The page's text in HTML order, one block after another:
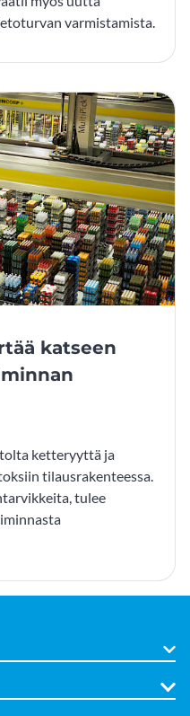
varmistamista.
katseen
ketteryyttä ja
tilausrakenteessa.
tulee